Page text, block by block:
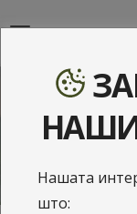
јавност
Нашата
што: